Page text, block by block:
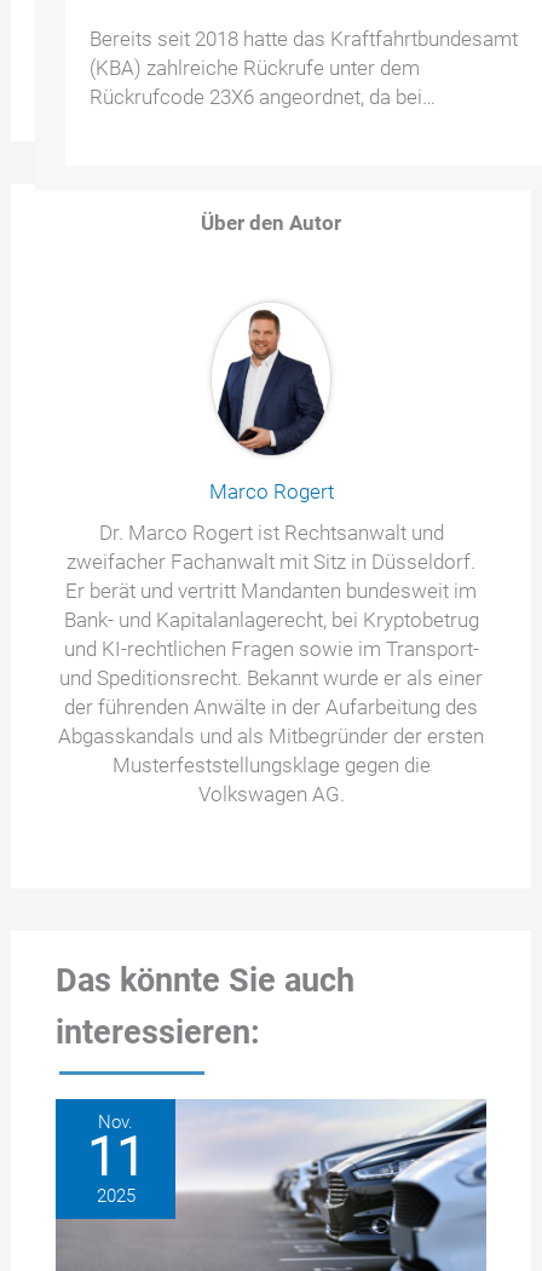
Bereits seit 2018 hatte das Kraftfahrtbundesamt
(KBA) zahlreiche Rückrufe unter dem
Rückrufcode 23X6 angeordnet, da bei…
Über den Autor
Marco Rogert
Dr. Marco Rogert ist Rechtsanwalt und
zweifacher Fachanwalt mit Sitz in Düsseldorf.
Er berät und vertritt Mandanten bundesweit im
Bank- und Kapitalanlagerecht, bei Kryptobetrug
und KI-rechtlichen Fragen sowie im Transport-
und Speditionsrecht. Bekannt wurde er als einer
der führenden Anwälte in der Aufarbeitung des
Abgasskandals und als Mitbegründer der ersten
Musterfeststellungsklage gegen die
Volkswagen AG.
Das könnte Sie auch
interessieren:
Nov.
11
2025